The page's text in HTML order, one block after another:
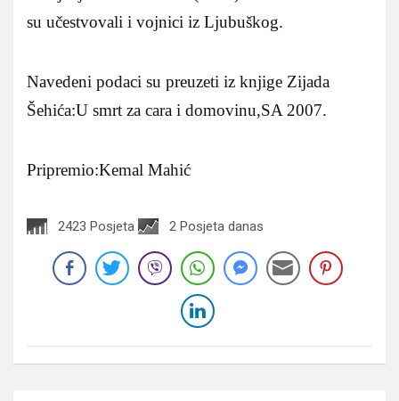
su učestvovali i vojnici iz Ljubuškog.
Navedeni podaci su preuzeti iz knjige Zijada
Šehića:U smrt za cara i domovinu,SA 2007.
Pripremio:Kemal Mahić
2423 Posjeta 2 Posjeta danas